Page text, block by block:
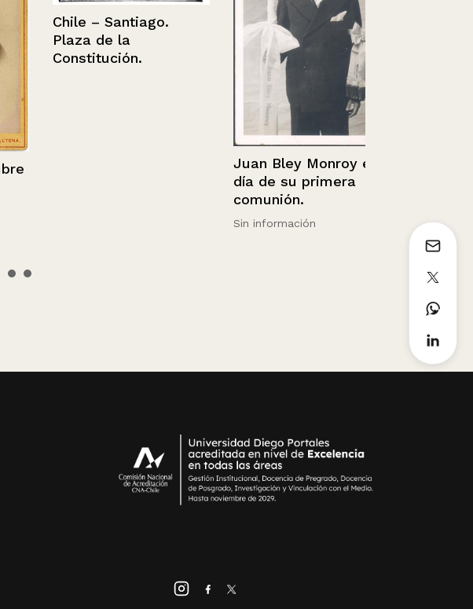
Chile – Santiago.
Plaza de la
Constitución.
Juan Bley Monroy en
día de su primera
comunión.
Sin información